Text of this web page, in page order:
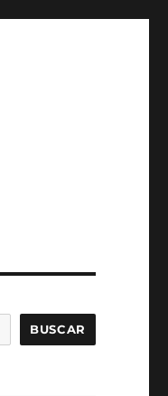
BUSCAR